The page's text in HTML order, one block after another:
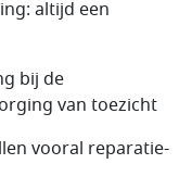
altijd een
bij de
van toezicht
vooral reparatie-